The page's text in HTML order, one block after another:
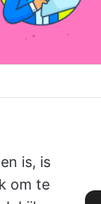
is, is
om te